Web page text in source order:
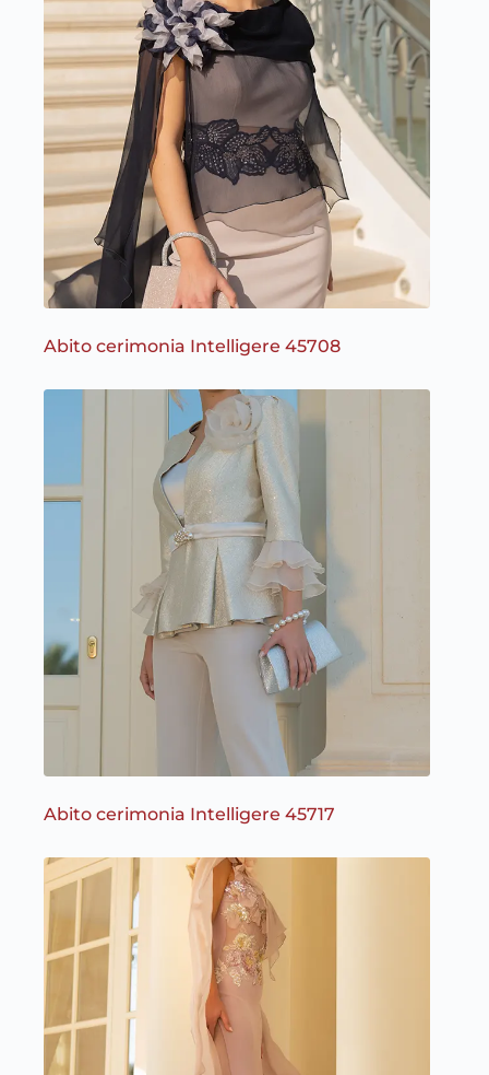
Abito cerimonia Intelligere 45708
Abito cerimonia Intelligere 45717